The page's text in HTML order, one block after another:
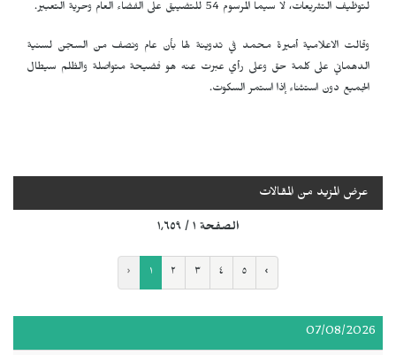
لتوظيف التشريعات، لا سيما المرسوم 54 للتضييق على الفضاء العام وحرية التعبير.
وقالت الاعلامية أميرة محمد في تدوينة لها بأن عام ونصف من السجن لسنية
الدهماني على كلمة حق وعلى رأي عبرت عنه هو فضيحة متواصلة والظلم سيطال
الجميع دون استثناء إذا استمر السكوت.
عرض المزيد من المقالات
الصفحة ١ / ١٬٦٥٩
‹ ١ ٢ ٣ ٤ ٥ ›
07/08/2026